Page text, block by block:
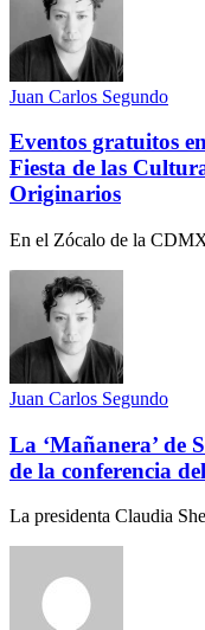
Juan Carlos Segundo
Eventos gratuitos
Fiesta de las
Originarios
En el Zócalo de la
Juan Carlos Segundo
La ‘Mañanera’ de
de la conferencia
La presidenta Claudia